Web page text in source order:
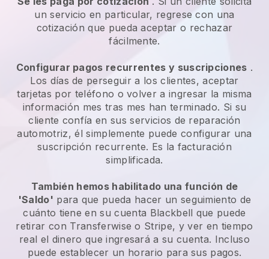
un servicio en particular, regrese con una
cotización que pueda aceptar o rechazar
fácilmente.
Configurar pagos recurrentes y suscripciones .
Los días de perseguir a los clientes, aceptar
tarjetas por teléfono o volver a ingresar la misma
información mes tras mes han terminado. Si su
cliente confía en sus servicios de reparación
automotriz, él simplemente puede configurar una
suscripción recurrente. Es la facturación
simplificada.
También hemos habilitado una función de
'Saldo' para que pueda hacer un seguimiento de
cuánto tiene en su cuenta Blackbell que puede
retirar con Transferwise o Stripe, y ver en tiempo
real el dinero que ingresará a su cuenta. Incluso
puede establecer un horario para sus pagos.